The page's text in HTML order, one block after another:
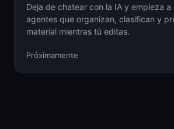
Deja de chatear con la IA y empieza a
agentes que organizan, clasifican y
material mientras tú editas.
Próximamente